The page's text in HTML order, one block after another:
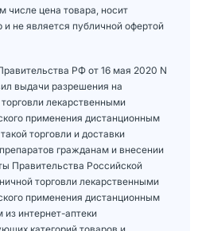
числе цена товара, носит
не является публичной офертой
РФ от 16 мая 2020 N
выдачи разрешения на
лекарственными
применения дистанционным
торговли и доставки
гражданам и внесении
Правительства Российской
торговли лекарственными
применения дистанционным
интернет-аптеки